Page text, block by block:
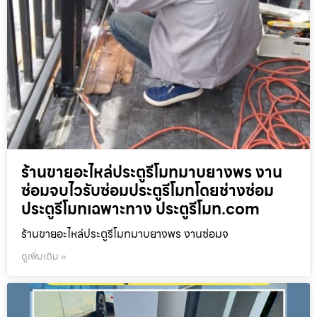
ร้านขายอะไหล่ประตูรีโมทมาบยางพร งาน
ซ่อมจบไวรับซ่อมประตูรีโมทโดยช่างซ่อม
ประตูรีโมทเฉพาะทาง ประตูรีโมท.com
ร้านขายอะไหล่ประตูรีโมทมาบยางพร งานซ่อมจ
ดูเพิ่มเติม »